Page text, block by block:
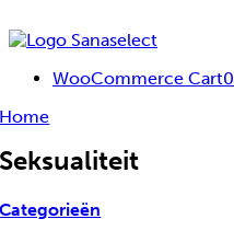
naar
WooCommerce Cart0
Home
Seksualiteit
Categorieën